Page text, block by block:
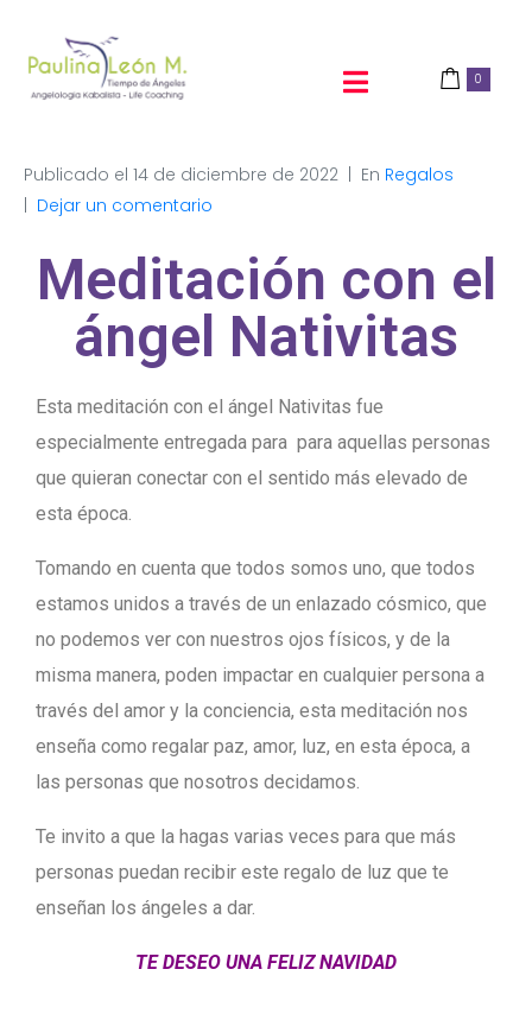
0
Publicado el 14 de diciembre de 2022 En Regalos
Dejar un comentario
Meditación con el
ángel Nativitas
Esta meditación con el ángel Nativitas fue
especialmente entregada para para aquellas personas
que quieran conectar con el sentido más elevado de
esta época.
Tomando en cuenta que todos somos uno, que todos
estamos unidos a través de un enlazado cósmico, que
no podemos ver con nuestros ojos físicos, y de la
misma manera, poden impactar en cualquier persona a
través del amor y la conciencia, esta meditación nos
enseña como regalar paz, amor, luz, en esta época, a
las personas que nosotros decidamos.
Te invito a que la hagas varias veces para que más
personas puedan recibir este regalo de luz que te
enseñan los ángeles a dar.
TE DESEO UNA FELIZ NAVIDAD